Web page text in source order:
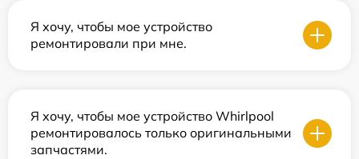
Я хочу, чтобы мое устройство
ремонтировали при мне.
Я хочу, чтобы мое устройство Whirlpool
ремонтировалось только оригинальными
запчастями.